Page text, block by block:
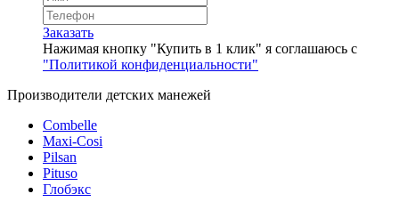
Заказать
Нажимая кнопку "Купить в 1 клик" я соглашаюсь с
"Политикой конфиденциальности"
Производители детских манежей
Combelle
Maxi-Cosi
Pilsan
Pituso
Глобэкс